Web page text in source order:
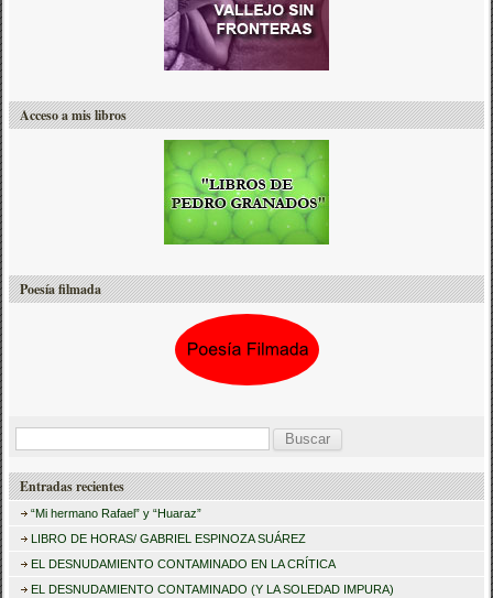
Acceso a mis libros
Poesía filmada
s
r
Entradas recientes
“Mi hermano Rafael” y “Huaraz”
LIBRO DE HORAS/ GABRIEL ESPINOZA SUÁREZ
EL DESNUDAMIENTO CONTAMINADO EN LA CRÍTICA
EL DESNUDAMIENTO CONTAMINADO (Y LA SOLEDAD IMPURA)